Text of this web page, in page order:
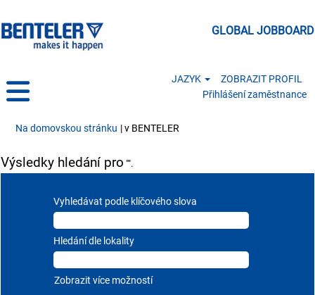
GLOBAL JOBBOARD
JAZYK
ZOBRAZIT PROFIL
Přihlášení zaměstnance
Na domovskou stránku |v BENTELER
Výsledky hledání pro "".
Vyhledávat podle klíčového slova
Hledání dle lokality
Zobrazit více možností